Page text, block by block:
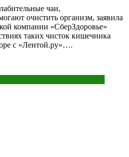
чаи,
очистить организм, заявила
компании «СберЗдоровье»
таких чисток кишечника
с «Лентой.ру»….